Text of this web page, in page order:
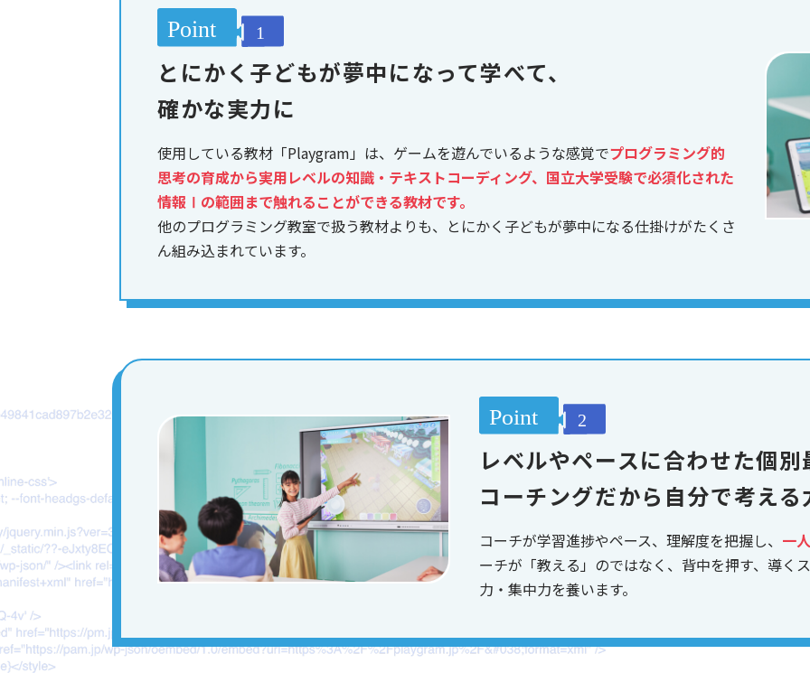
とにかく子どもが夢中になって学べて、
確かな実力に
使用している教材「Playgram」は、ゲームを遊んでいるような感覚でプログラミング的
思考の育成から実用レベルの知識・テキストコーディング、国立大学受験で必須化された
情報Ⅰの範囲まで触れることができる教材です。
他のプログラミング教室で扱う教材よりも、とにかく子どもが夢中になる仕掛けがたくさ
ん組み込まれています。
レベルやペースに合わせた個
コーチングだから自分で考え
コーチが学習進捗やペース、理解度を把握し、 一
ーチが「教える」のではなく、背中を押す、導く
力・集中力を養います。